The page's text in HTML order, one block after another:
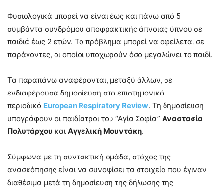
Φυσιολογικά μπορεί να είναι έως και πάνω από 5
συμβάντα συνδρόμου αποφρακτικής άπνοιας ύπνου σε
παιδιά έως 2 ετών. Το πρόβλημα μπορεί να οφείλεται σε
παράγοντες, οι οποίοι υποχωρούν όσο μεγαλώνει το παιδί.
Τα παραπάνω αναφέρονται, μεταξύ άλλων, σε
ενδιαφέρουσα δημοσίευση στο επιστημονικό
περιοδικό European Respiratory Review. Τη δημοσίευση
υπογράφουν οι παιδίατροι του “Αγία Σοφία” Αναστασία
Πολυτάρχου και Αγγελική Μουντάκη.
Σύμφωνα με τη συντακτική ομάδα, στόχος της
ανασκόπησης είναι να συνοψίσει τα στοιχεία που έγιναν
διαθέσιμα μετά τη δημοσίευση της δήλωσης της